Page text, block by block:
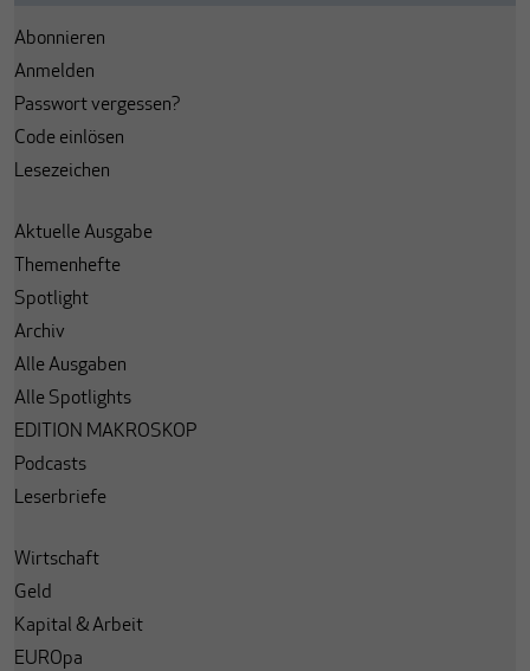
Abonnieren
Anmelden
Passwort vergessen?
Code einlösen
Lesezeichen
Aktuelle Ausgabe
Themenhefte
Spotlight
Archiv
Alle Ausgaben
Alle Spotlights
EDITION MAKROSKOP
Podcasts
Leserbriefe
Wirtschaft
Geld
Kapital & Arbeit
EUROpa